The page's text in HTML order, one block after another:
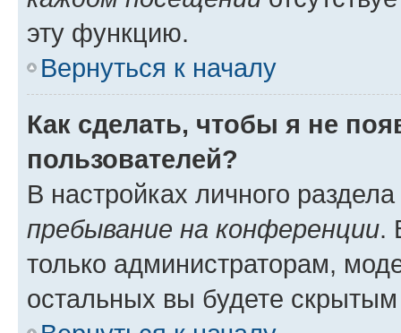
эту функцию.
Вернуться к началу
Как сделать, чтобы я не
пользователей?
В настройках личного
пребывание на конференции.
только администраторам,
остальных вы будете